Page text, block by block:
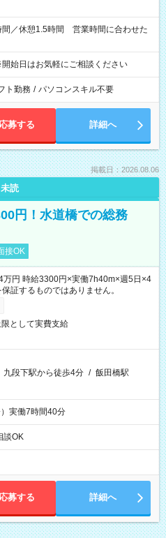
始日はお気軽にご相談ください
ト勤務 / パソコンスキル不要
応募する 詳細へ
掲載日：2026.08.06
未読
円！水道橋での総務
接OK
円 時給3300円×実働7h40m×週5日×4
証するものではありません。
として実費支給
九段下駅から徒歩4分 / 飯田橋駅
実働7時間40分
OK
応募する 詳細へ